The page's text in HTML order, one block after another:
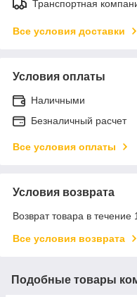
Транспортная
Все условия доставки
Условия оплаты
Наличными
Безналичный расчет
Все условия оплаты
Условия возврата
Возврат товара в
Все условия возврата
Подобные товары